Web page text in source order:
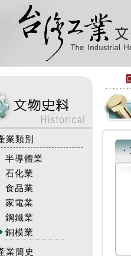
業類別
半導體業
石化業
食品業
家電業
鋼鐵業
銅模業
業簡史